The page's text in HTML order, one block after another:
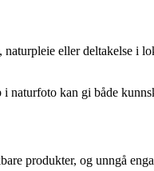
eller deltakelse i
kan gi både
produkter, og unngå